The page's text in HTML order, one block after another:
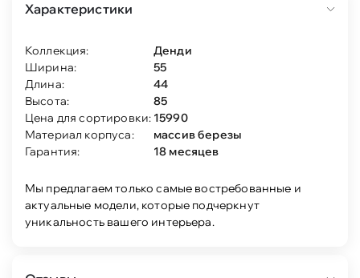
Характеристики
Коллекция:
Денди
Ширина:
55
Длина:
44
Высота:
85
Цена для сортировки: 15990
Материал корпуса:
массив березы
Гарантия:
18 месяцев
Мы предлагаем только самые востребованные и
актуальные модели, которые подчеркнут
уникальность вашего интерьера.